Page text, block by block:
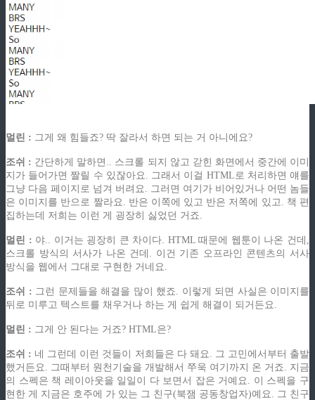
멀린 : 그게 왜 힘들죠? 딱 잘라서 하면 되는 거 아니에요?
조쉬 : 간단하게 말하면.. 스크롤 되지 않고 갇힌 화면에서 중간에 이미
지가 들어가면 짤릴 수 있잖아요. 그래서 이걸 HTML로 처리하면 얘를
그냥 다음 페이지로 넘겨 버려요. 그러면 여기가 비어있거나 어떤 놈들
은 이미지를 반으로 짤라요. 반은 이쪽에 있고 반은 저쪽에 있고. 책 편
집하는데 저희는 이런 게 굉장히 싫었던 거죠.
멀린 : 야.. 이거는 굉장히 큰 차이다. HTML 때문에 웹툰이 나온 건데,
스크롤 방식의 서사가 나온 건데. 이건 기존 오프라인 콘텐츠의 서사
방식을 웹에서 그대로 구현한 거네요.
조쉬 : 그런 문제들을 해결을 많이 했죠. 이렇게 되면 사실은 이미지를
뒤로 미루고 텍스트를 채우거나 하는 게 쉽게 해결이 되거든요.
멀린 : 그게 안 된다는 거죠? HTML은?
조쉬 : 네 그런데 이런 것들이 저희들은 다 돼요. 그 고민에서부터 출발
했거든요. 그때부터 원천기술을 개발해서 쭈욱 여기까지 온 거죠. 지금
의 스펙은 책 레이아웃을 일일이 다 보면서 잡은 거예요. 이 스펙을 구
현한 게 지금은 호주에 가 있는 그 친구(북잼 공동창업자)예요. 그 친구